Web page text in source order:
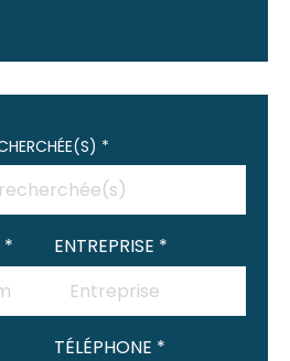
*
* ENTREPRISE *
TÉLÉPHONE *